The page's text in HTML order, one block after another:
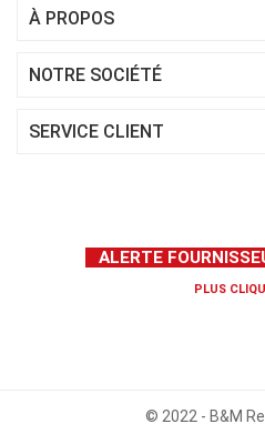
À PROPOS
NOTRE SOCIÉTÉ
SERVICE CLIENT
ALERTE
PLUS
© 2022 - B&M